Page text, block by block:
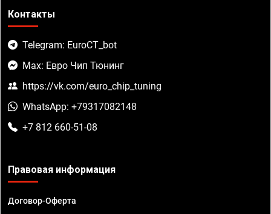
Контакты
Telegram: EuroCT_bot
Max: Евро Чип Тюнинг
https://vk.com/euro_chip_tuning
WhatsApp: +79317082148
+7 812 660-51-08
Правовая информация
Договор-Оферта